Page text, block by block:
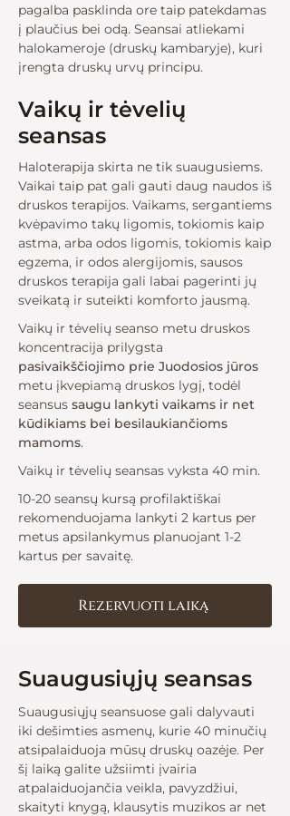
pagalba pasklinda ore taip patekdamas
į plaučius bei odą. Seansai atliekami
halokameroje (druskų kambaryje), kuri
įrengta druskų urvų principu.
Vaikų ir tėvelių
seansas
Haloterapija skirta ne tik suaugusiems.
Vaikai taip pat gali gauti daug naudos iš
druskos terapijos. Vaikams, sergantiems
kvėpavimo takų ligomis, tokiomis kaip
astma, arba odos ligomis, tokiomis kaip
egzema, ir odos alergijomis, sausos
druskos terapija gali labai pagerinti jų
sveikatą ir suteikti komforto jausmą.
Vaikų ir tėvelių seanso metu druskos
koncentracija prilygsta
pasivaikščiojimo prie Juodosios jūros
metu įkvepiamą druskos lygį, todėl
seansus saugu lankyti vaikams ir net
kūdikiams bei besilaukiančioms
mamoms.
Vaikų ir tėvelių seansas vyksta 40 min.
10-20 seansų kursą profilaktiškai
rekomenduojama lankyti 2 kartus per
metus apsilankymus planuojant 1-2
kartus per savaitę.​​
Rezervuoti laiką
Suaugusiųjų seansas
Suaugusiųjų seansuose gali dalyvauti
iki dešimties asmenų, kurie 40 minučių
atsipalaiduoja mūsų druskų oazėje. Per
šį laiką galite užsiimti įvairia
atpalaiduojančia veikla, pavyzdžiui,
skaityti knygą, klausytis muzikos ar net